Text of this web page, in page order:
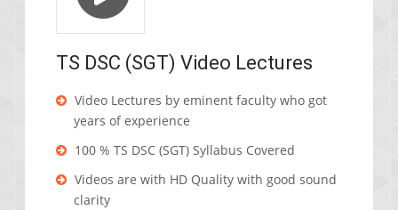
TS DSC (SGT) Video Lectures
Video Lectures by eminent faculty who got
years of experience
100 % TS DSC (SGT) Syllabus Covered
Videos are with HD Quality with good sound
clarity